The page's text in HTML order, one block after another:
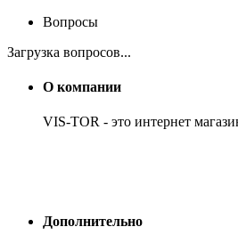
Вопросы
Загрузка вопросов...
О компании
VIS-TOR - это интернет
Дополнительно